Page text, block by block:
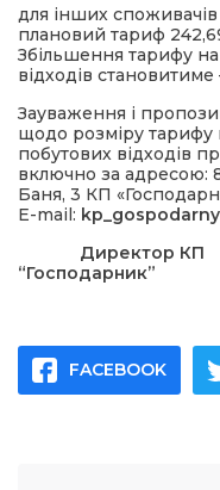
для інших
плановий тариф
Збільшення тарифу
відходів становитиме
Зауваження і
щодо розміру тарифу
побутових відходів
включно за адресою:
Баня, 3 КП
Е-mail:
Директор КП
“Господарник”
FACEBOOK